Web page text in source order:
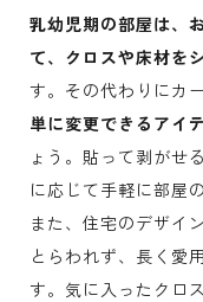
乳幼児期の部屋は、
て、クロスや床材を
す。その代わりにカ
単に変更できるアイ
ょう。貼って剥がせ
に応じて手軽に部屋
また、住宅のデザイ
とらわれず、長く愛
す。気に入ったクロ